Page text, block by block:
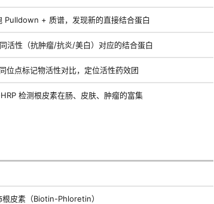
Pulldown + 质谱，发现新的直接结合蛋白
活性（抗肿瘤/抗炎/美白）对应的结合蛋白
位点标记物活性对比，定位活性药效团
检测根皮素在肠、皮肤、肿瘤的富集
根皮素（Biotin-Phloretin）